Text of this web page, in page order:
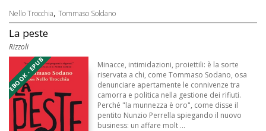
Nello Trocchia, Tommaso Soldano
La peste
Rizzoli
EBOOK - EPUB
Minacce, intimidazioni, proiettili: è la sorte
riservata a chi, come Tommaso Sodano, osa
denunciare apertamente le connivenze tra
camorra e politica nella gestione dei rifiuti.
Perché "la munnezza è oro", come disse il
pentito Nunzio Perrella spiegando il nuovo
business: un affare molt ...